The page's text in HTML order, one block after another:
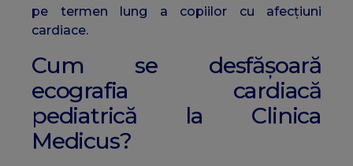
pe termen lung a copiilor cu afecțiuni
cardiace.
Cum se desfășoară
ecografia cardiacă
pediatrică la Clinica
Medicus?